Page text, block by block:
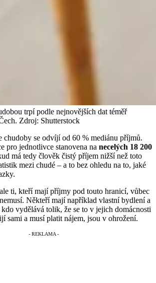
trpí podle nejnovějších dat téměř
Zdroj: Shutterstock
chudoby se odvíjí od 60 % mediánu příjmů.
pro jednotlivce stanovena na necelých 18 200
má tedy člověk čistý příjem nižší než toto
mezi chudé – a to bez ohledu na to, jaké
ti, kteří mají příjmy pod touto hranicí, vůbec
Někteří mají například vlastní bydlení a
vydělává tolik, že se to v jejich domácnosti
sami a musí platit nájem, jsou v ohrožení.